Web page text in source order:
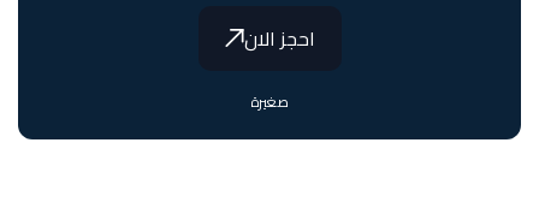
احجز الان
صغيرة